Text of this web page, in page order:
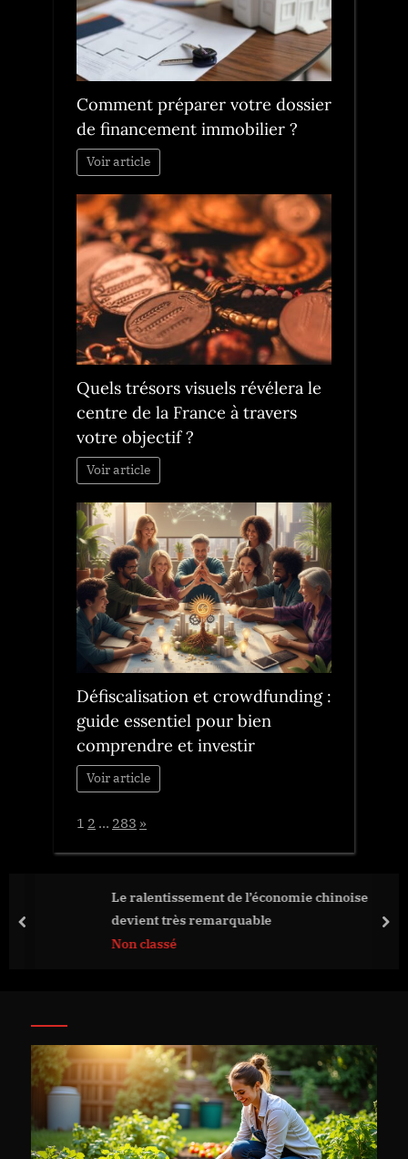
Comment préparer votre dossier
de financement immobilier ?
Voir article
Quels trésors visuels révélera le
centre de la France à travers
votre objectif ?
Voir article
Défiscalisation et crowdfunding :
guide essentiel pour bien
comprendre et investir
Voir article
Page:
1 2 … 283 Next
»
Le ralentissement de l’économie chinoise
devient très remarquable
Non classé
prev